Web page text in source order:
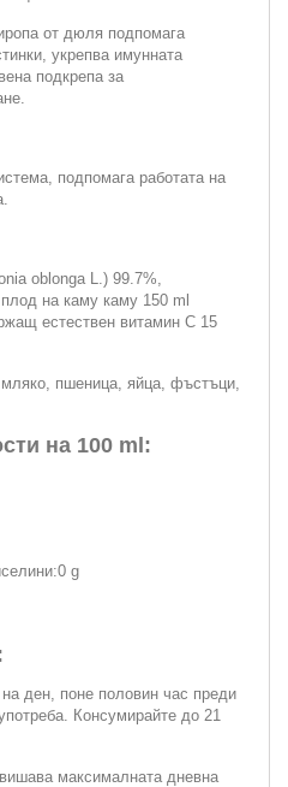
от дюля подпомага
укрепва имунната
подкрепа за
подпомага работата на
oblonga L.) 99.7%,
на каму каму 150 ml
естествен витамин C 15
пшеница, яйца, фъстъци,
на 100 ml:
g
ден, поне половин час преди
Консумирайте до 21
максималната дневна